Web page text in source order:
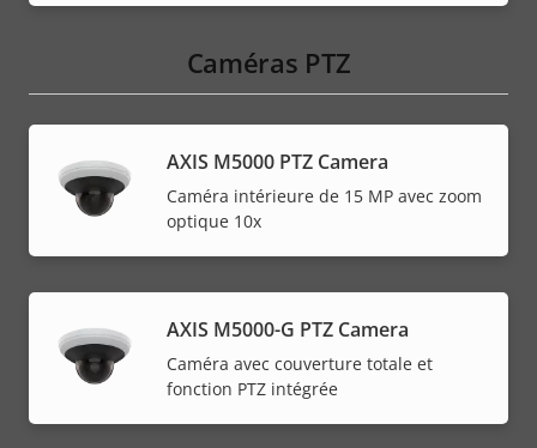
Caméras PTZ
AXIS M5000 PTZ Camera
Caméra intérieure de 15 MP avec zoom
optique 10x
AXIS M5000-G PTZ Camera
Caméra avec couverture totale et
fonction PTZ intégrée